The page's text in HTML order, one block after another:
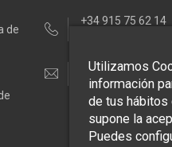
Utilizamos
información
de tus hábitos
supone la
Puedes
de
+34 915 75 62 14